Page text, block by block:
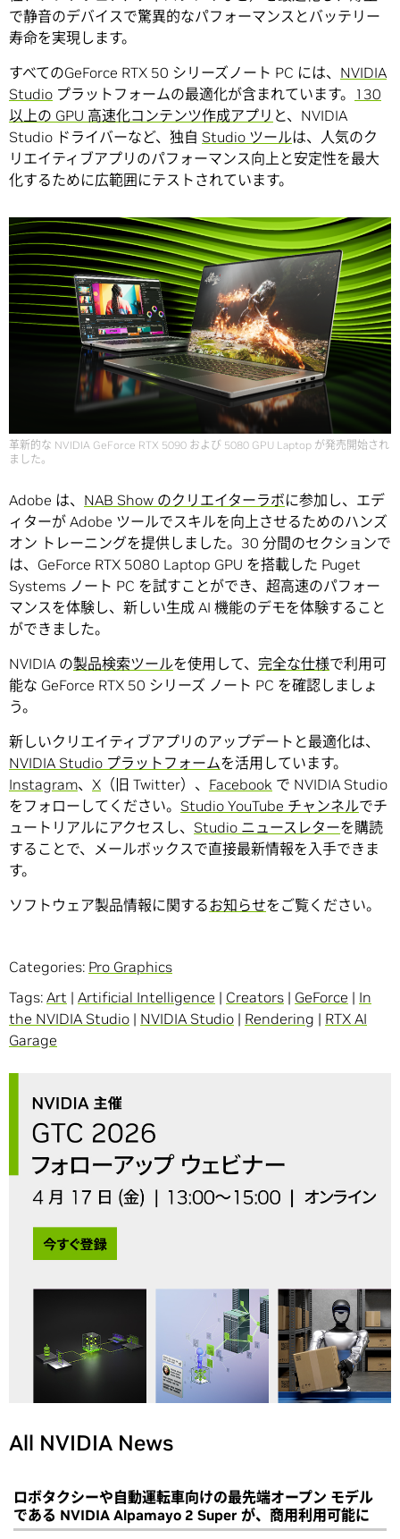
で静音のデバイスで驚異的なパフォーマンスとバッテリー
寿命を実現します。
すべてのGeForce RTX 50 シリーズノート PC には、 NVIDIA
Studio プラットフォームの最適化が含まれています。
130
以上の GPU 高速化コンテンツ作成アプリ と、NVIDIA
Studio ドライバーなど、独自 Studio ツールは、人気のク
リエイティブアプリのパフォーマンス向上と安定性を最大
化するために広範囲にテストされています。
革新的な NVIDIA GeForce RTX 5090 および 5080 GPU Laptop が発売開始され
ました。
Adobe は、 NAB Show のクリエイターラボに参加し、エデ
ィターが Adobe ツールでスキルを向上させるためのハンズ
オン トレーニングを提供しました。30 分間のセクションで
は、GeForce RTX 5080 Laptop GPU を搭載した Puget
Systems ノート PC を試すことができ、超高速のパフォー
マンスを体験し、新しい生成 AI 機能のデモを体験すること
ができました。
NVIDIA の製品検索ツールを使用して、 完全な仕様で利用可
能な GeForce RTX 50 シリーズ ノート PC を確認しましょ
う。
新しいクリエイティブアプリのアップデートと最適化は、
NVIDIA Studio プラットフォームを活用しています。
Instagram、 X （旧 Twitter）、 Facebook で NVIDIA Studio
をフォローしてください。 Studio YouTube チャンネルでチ
ュートリアルにアクセスし、 Studio ニュースレターを購読
することで、メールボックスで直接最新情報を入手できま
す。
ソフトウェア製品情報に関するお知らせをご覧ください。
Categories: Pro Graphics
Tags: Art | Artificial Intelligence | Creators | GeForce | In
the NVIDIA Studio | NVIDIA Studio | Rendering | RTX AI
Garage
All NVIDIA News
ロボタクシーや自動運転車向けの最先端オープン モデル
である NVIDIA Alpamayo 2 Super が、商用利用可能に